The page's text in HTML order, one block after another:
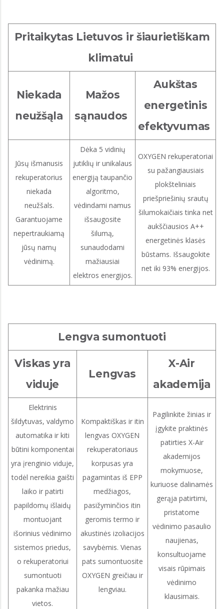
Pritaikytas Lietuvos ir šiaurietiškam
klimatui
Niekada
neužšąla
Mažos
sąnaudos
Aukštas
energetinis
efektyvumas
Jūsų išmanusis
rekuperatorius
niekada
neužšals.
Garantuojame
nepertraukiamą
jūsų namų
vėdinimą.
Dėka 5 vidinių
jutiklių ir unikalaus
energiją taupančio
algoritmo,
vėdindami namus
išsaugosite
šilumą,
sunaudodami
mažiausiai
elektros energijos.
OXYGEN rekuperatoriai
su pažangiausiais
plokšteliniais
priešpriešinių srautų
šilumokaičiais tinka net
aukščiausios A++
energetinės klasės
būstams. Išsaugokite
net iki 93% energijos.
Lengva sumontuoti
Viskas yra
viduje
Lengvas
X-Air
akademija
Elektrinis
šildytuvas, valdymo
automatika ir kiti
būtini komponentai
yra įrenginio viduje,
todėl nereikia gaišti
laiko ir patirti
papildomų išlaidų
montuojant
išorinius vėdinimo
sistemos priedus,
o rekuperatoriui
sumontuoti
pakanka mažiau
vietos.
Kompaktiškas ir itin
lengvas OXYGEN
rekuperatoriaus
korpusas yra
pagamintas iš EPP
medžiagos,
pasižyminčios itin
geromis termo ir
akustinės izoliacijos
savybėmis. Vienas
pats sumontuosite
OXYGEN greičiau ir
lengviau.
Pagilinkite žinias ir
įgykite praktinės
patirties X-Air
akademijos
mokymuose,
kuriuose dalinamės
gerąja patirtimi,
pristatome
vėdinimo pasaulio
naujienas,
konsultuojame
visais rūpimais
vėdinimo
klausimais.